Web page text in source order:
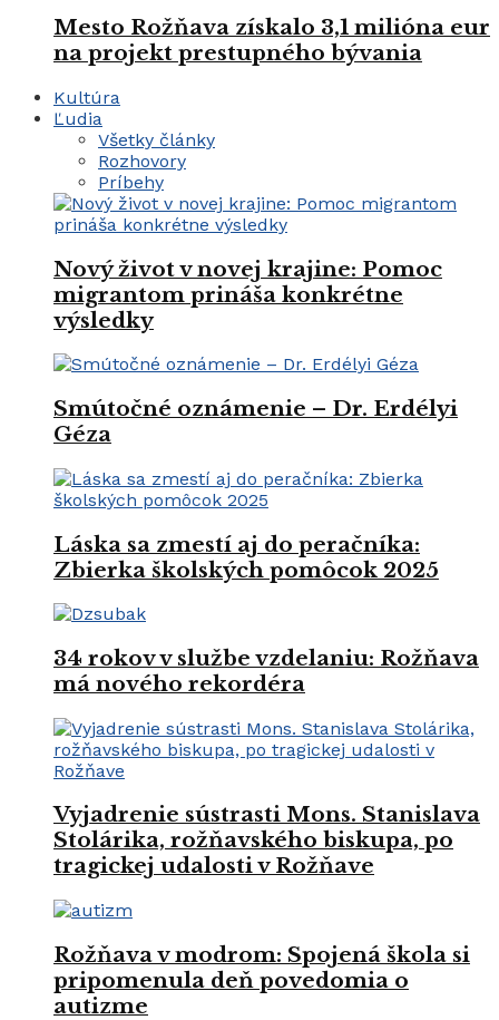
Mesto Rožňava získalo 3,1 milióna eur
na projekt prestupného bývania
Kultúra
Ľudia
Všetky články
Rozhovory
Príbehy
Nový život v novej krajine: Pomoc
migrantom prináša konkrétne
výsledky
Smútočné oznámenie – Dr. Erdélyi
Géza
Láska sa zmestí aj do peračníka:
Zbierka školských pomôcok 2025
34 rokov v službe vzdelaniu: Rožňava
má nového rekordéra
Vyjadrenie sústrasti Mons. Stanislava
Stolárika, rožňavského biskupa, po
tragickej udalosti v Rožňave
Rožňava v modrom: Spojená škola si
pripomenula deň povedomia o
autizme